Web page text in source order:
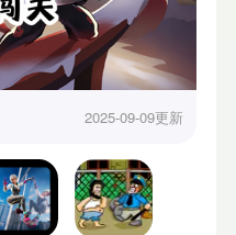
2025-09-09更新